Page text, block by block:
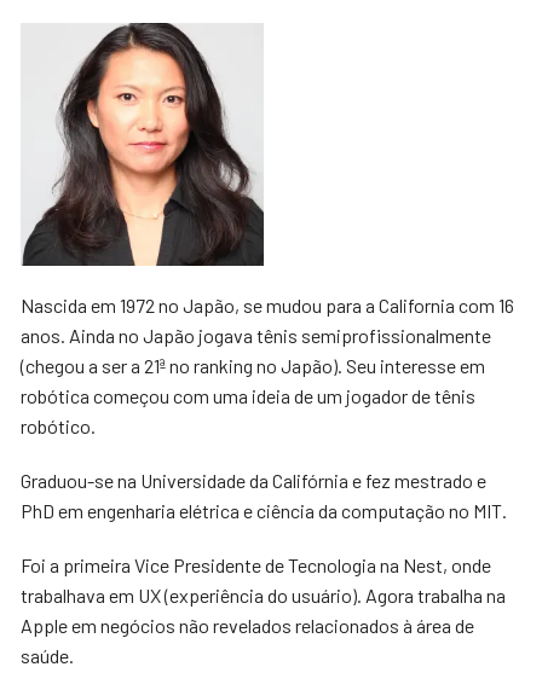
Nascida em 1972 no Japão, se mudou para a California com 16
anos. Ainda no Japão jogava tênis semiprofissionalmente
(chegou a ser a 21ª no ranking no Japão). Seu interesse em
robótica começou com uma ideia de um jogador de tênis
robótico.
Graduou-se na Universidade da Califórnia e fez mestrado e
PhD em engenharia elétrica e ciência da computação no MIT.
Foi a primeira Vice Presidente de Tecnologia na Nest, onde
trabalhava em UX (experiência do usuário). Agora trabalha na
Apple em negócios não revelados relacionados à área de
saúde.